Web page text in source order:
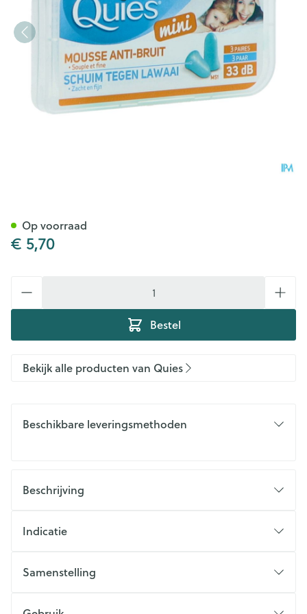
€ 5,70
Bestel
Op voorraad
Bekijk alle producten van Quies
Beschikbare leveringsmethoden
Beschrijving
Indicatie
Samenstelling